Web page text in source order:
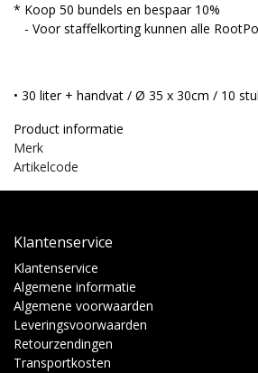
* Koop 50 bundels en bespaar 10%
- Voor staffelkorting kunnen alle
• 30 liter + handvat / Ø 35 x 30cm / 10
Product informatie
Merk
Artikelcode
Klantenservice
Klantenservice
Algemene informatie
Algemene voorwaarden
Leveringsvoorwaarden
Retourzendingen
Transportkosten